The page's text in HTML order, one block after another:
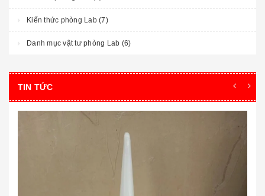
Kiến thức phòng Lab (7)
Danh mục vật tư phòng Lab (6)
TIN TỨC